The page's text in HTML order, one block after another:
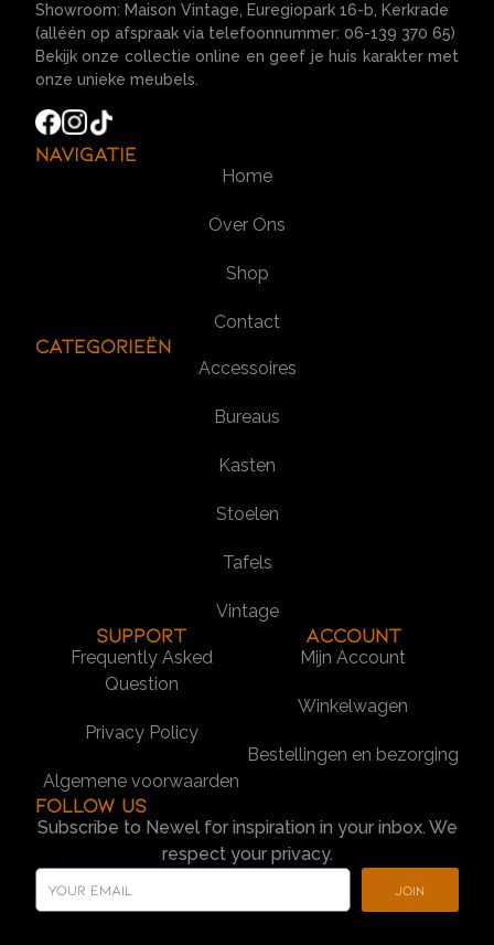
Showroom: Maison Vintage, Euregiopark 16-b, Kerkrade
(alléén op afspraak via telefoonnummer: 06-139 370 65)
Bekijk onze collectie online en geef je huis karakter met
onze unieke meubels.
Navigatie
Home
Over Ons
Shop
Contact
Categorieën
Accessoires
Bureaus
Kasten
Stoelen
Tafels
Vintage
SUPPORT
Frequently Asked
Question
Privacy Policy
Algemene voorwaarden
Account
Mijn Account
Winkelwagen
Bestellingen en bezorging
Follow us
Subscribe to Newel for inspiration in your inbox. We
respect your privacy.
Join